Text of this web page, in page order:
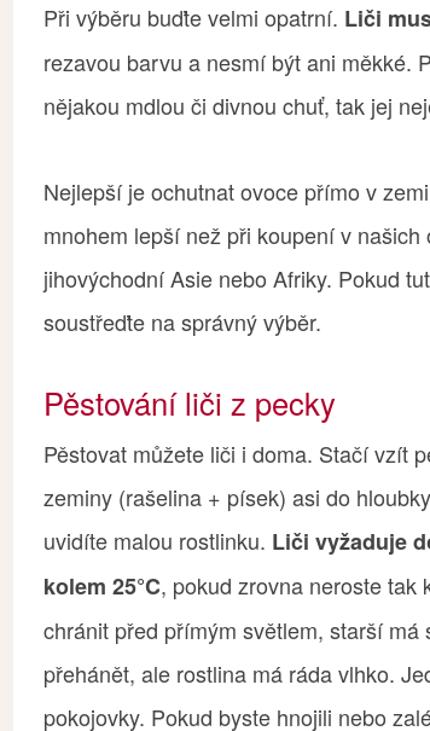
Při výběru buďte velmi opatrní. Liči
rezavou barvu a nesmí být ani měkké.
nějakou mdlou či divnou chuť, tak jej
Nejlepší je ochutnat ovoce přímo v
mnohem lepší než při koupení v
jihovýchodní Asie nebo Afriky. Pokud
soustřeďte na správný výběr.
Pěstování liči z pecky
Pěstovat můžete liči i doma. Stačí vzít
zeminy (rašelina + písek) asi do
uvidíte malou rostlinku. Liči vyžaduje
kolem 25°C, pokud zrovna neroste tak
chránit před přímým světlem, starší
přehánět, ale rostlina má ráda vlhko.
pokojovky. Pokud byste hnojili nebo